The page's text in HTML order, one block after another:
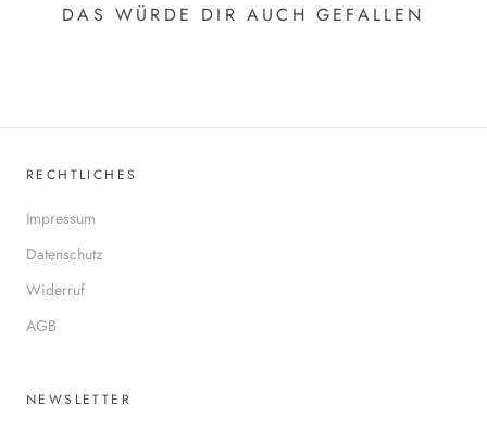
DAS WÜRDE DIR AUCH GEFALLEN
RECHTLICHES
Impressum
Datenschutz
Widerruf
AGB
NEWSLETTER